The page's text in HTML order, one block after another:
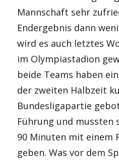
Mannschaft sehr
Endergebnis dann
wird es auch letztes
im Olympiastadion
beide Teams haben
der zweiten Halbzeit
Bundesligapartie
Führung und mussten
90 Minuten mit einem
geben. Was vor dem